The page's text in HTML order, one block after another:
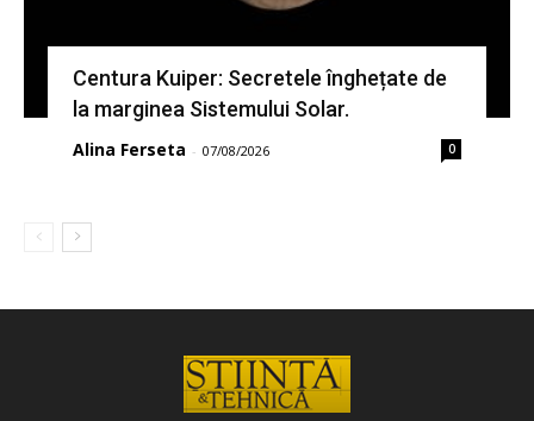
Centura Kuiper: Secretele înghețate de
la marginea Sistemului Solar.
Alina Ferseta - 07/08/2026 0